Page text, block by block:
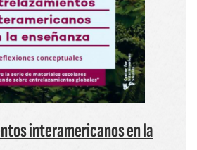
interamericanos en la